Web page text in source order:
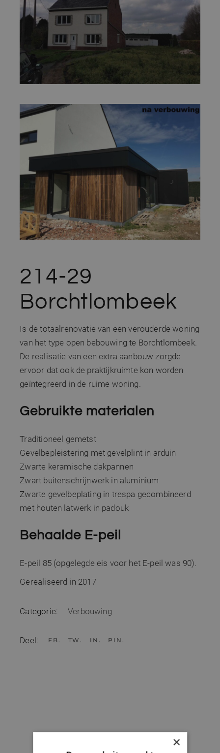
214-29
Borchtlombeek
Is de totaalrenovatie van een verouderde woning
van het type open bebouwing te Borchtlombeek.
De realisatie van een extra aanbouw zorgde
ervoor dat ook de praktijkruimte kon worden
geïntegreerd in de ruime woning.
Gebruikte materialen
Traditioneel gemetst
Gevelbepleistering met gevelplint in arduin
Zwarte keramische dakpannen
Zwart buitenschrijnwerk in aluminium
Zwarte gevelbeplating in trespa gecombineerd
met houten latwerk in padouk
Behaalde E-peil
E-peil 85 (opgelegde eis voor het E-peil was 90).
Gerealiseerd in 2017
Categorie: Verbouwing
Deel: FB TW IN PIN
×